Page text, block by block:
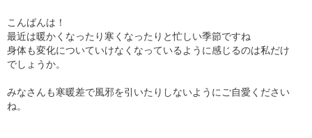
こんばんは！
最近は暖かくなったり寒くなったりと忙しい季節ですね
身体も変化についていけなくなっているように感じるのは私だけ
でしょうか。
みなさんも寒暖差で風邪を引いたりしないようにご自愛ください
ね。